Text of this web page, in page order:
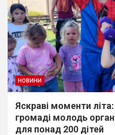
НОВИНИ
Яскраві моменти
громаді молодь
для понад 200 дітей